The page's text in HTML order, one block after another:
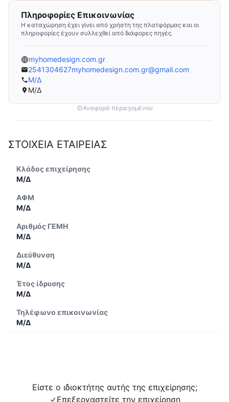
Πληροφορίες Επικοινωνίας
Η καταχώρηση έχει γίνει από χρήστη της πλατφόρμας και οι
πληροφορίες έχουν συλλεχθεί από διάφορες πηγές.
myhomedesign.com.gr
2541304627myhomedesign.com.gr@gmail.com
Μ/Δ
Μ/Δ
Αναφορά περιεχομένου
ΣΤΟΙΧΕΙΑ ΕΤΑΙΡΕΙΑΣ
Κλάδος επιχείρησης
Μ/Δ
ΑΦΜ
Μ/Δ
Αριθμός ΓΕΜΗ
Μ/Δ
Διεύθυνση
Μ/Δ
Έτος ίδρυσης
Μ/Δ
Τηλέφωνο επικοινωνίας
Μ/Δ
Είστε ο ιδιοκτήτης αυτής της επιχείρησης;
Επεξεργαστείτε την επιχείρηση